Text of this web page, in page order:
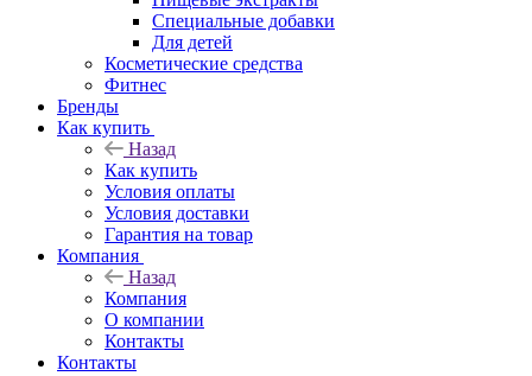
Специальные добавки
Для детей
Косметические средства
Фитнес
Бренды
Как купить
Назад
Как купить
Условия оплаты
Условия доставки
Гарантия на товар
Компания
Назад
Компания
О компании
Контакты
Контакты